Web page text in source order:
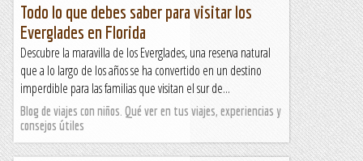
Todo lo que debes saber para visitar los
Everglades en Florida
Descubre la maravilla de los Everglades, una reserva natural
que a lo largo de los años se ha convertido en un destino
imperdible para las familias que visitan el sur de...
Blog de viajes con niños. Qué ver en tus viajes, experiencias y
consejos útiles